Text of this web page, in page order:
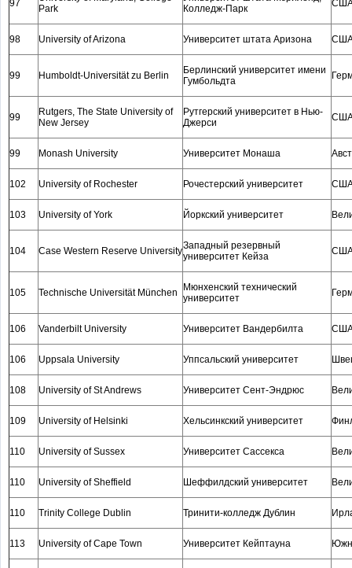
97
Park
Колледж-Парк
98 University of Arizona Университет штата Аризона
99 Humboldt-Universität zu Berlin
Берлинский университет имени
Гумбольдта
99
Rutgers, The State University of
New Jersey
Рутгерский университет в Нью-
Джерси
99 Monash University Университет Монаша
102 University of Rochester Рочестерский университет
103 University of York Йоркский университет
104 Case Western Reserve UniversityЗападный резервный
университет Кейза
105 Technische Universität München
Мюнхенский технический
университет
106 Vanderbilt University Университет Вандербилта
106 Uppsala University Уппсальский университет
108 University of St Andrews Университет Сент-Эндрюс
109 University of Helsinki Хельсинкский университет
110 University of Sussex Университет Сассекса
110 University of Sheffield Шеффилдский университет
110 Trinity College Dublin Тринити-колледж Дублин
113 University of Cape Town Университет Кейптауна